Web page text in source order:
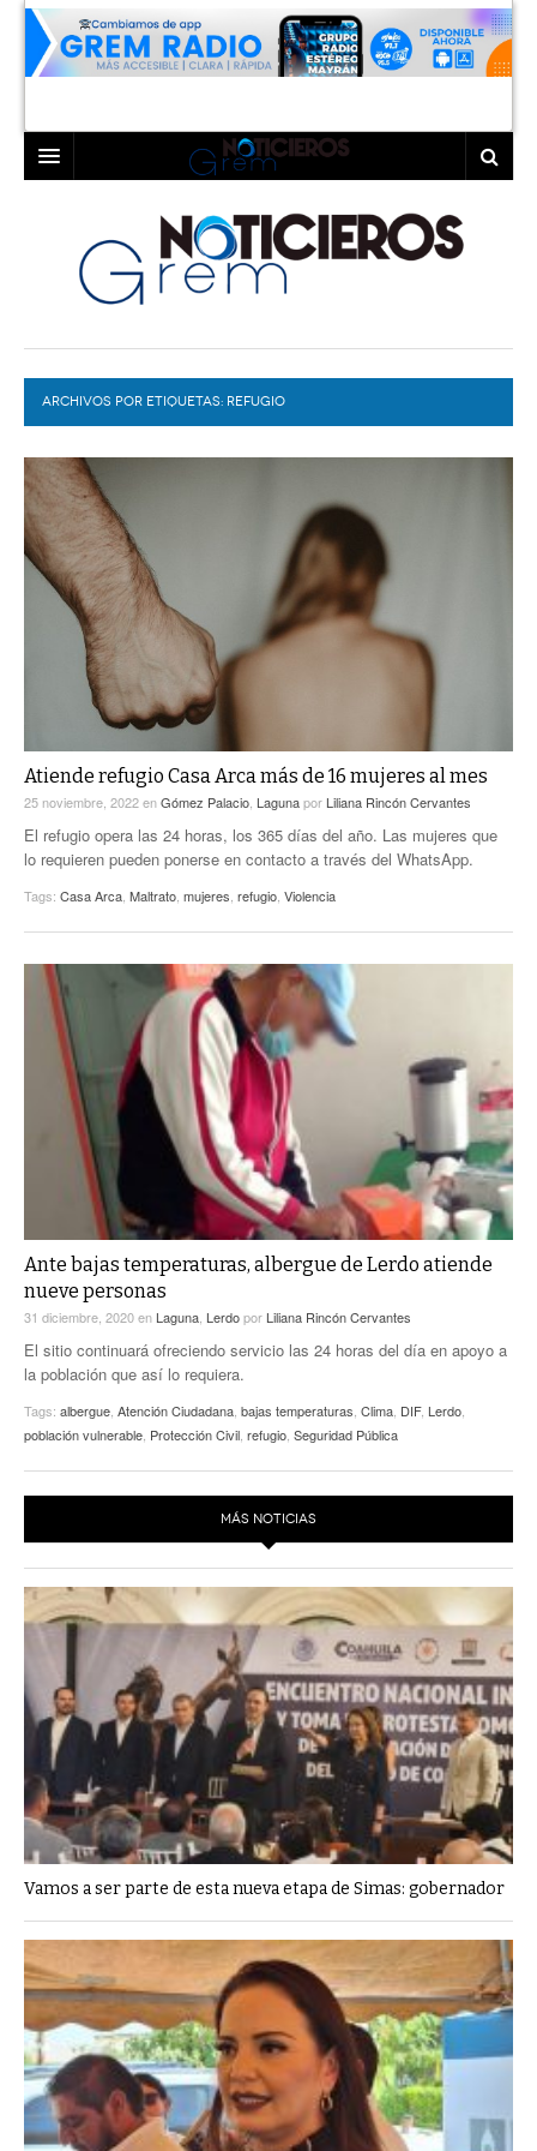
LAGUNA
TORREÓN
GÓMEZ PALACIO
LERDO
COAHUILA
DURANGO
DEPORTES
EXA
EL EXACTO
EXA INFORMA
GLOBO
CONTEXTOS
TRAYECTO LAGUNA
A MEDIA MAÑANA
A TODA LEY
ENTRE LAGUNEROS
DIÁLOGOS CON LA HISTORIA
TWEETS AND BEATS
LA MEJOR 97.1 ESTÉREO GALLITO
PULSO
LA MEJOR INFORMACIÓN
COLABORADORES
PC29
ACTUALIDADES GREM
ARCHIVOS POR ETIQUETAS: REFUGIO
Atiende refugio Casa Arca más de 16 mujeres al mes
25 noviembre, 2022enGómez Palacio Lagunapor Liliana Rincón Cervantes
El refugio opera las 24 horas, los 365 días del año. Las mujeres que
lo requieren pueden ponerse en contacto a través del WhatsApp.
Tags: Casa Arca Maltrato mujeres refugio Violencia
Ante bajas temperaturas, albergue de Lerdo atiende
nueve personas
31 diciembre, 2020en Laguna, Lerdopor Liliana Rincón Cervantes
El sitio continuará ofreciendo servicio las 24 horas del día en apoyo a
la población que así lo requiera.
Tags: albergue, Atención Ciudadana, bajas temperaturas, Clima, DIF, Lerdo,
población vulnerable, Protección Civil, refugio, Seguridad Pública
MÁS NOTICIAS
Vamos a ser parte de esta nueva etapa de Simas: gobernador